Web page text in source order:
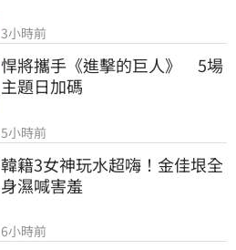
3小時前
悍將攜手《進擊的巨人》　5場
主題日加碼
5小時前
韓籍3女神玩水超嗨！金佳垠全
身濕喊害羞
6小時前